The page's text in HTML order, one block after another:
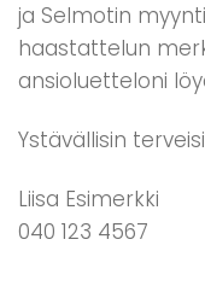
ja Selmotin
haastattelun
ansioluetteloni
Ystävällisin
Liisa Esimerkki
040 123 4567